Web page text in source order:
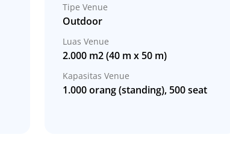
Tipe Venue
Outdoor
Luas Venue
2.000 m2 (40 m x 50 m)
Kapasitas Venue
1.000 orang (standing), 500 seat